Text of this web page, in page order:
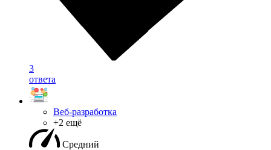
3
ответа
Веб-разработка
+2 ещё
Средний